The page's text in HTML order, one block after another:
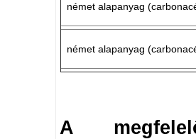
német alapanyag
német alapanyag
A